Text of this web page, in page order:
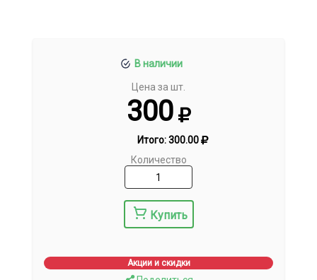
В наличии
Цена за шт.
300
Итого:300.00
Количество
Купить
Акции и скидки